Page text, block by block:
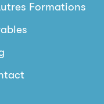
Formations